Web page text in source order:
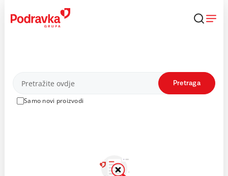
content
Proizvodi
Samo novi proizvodi
Pretraga